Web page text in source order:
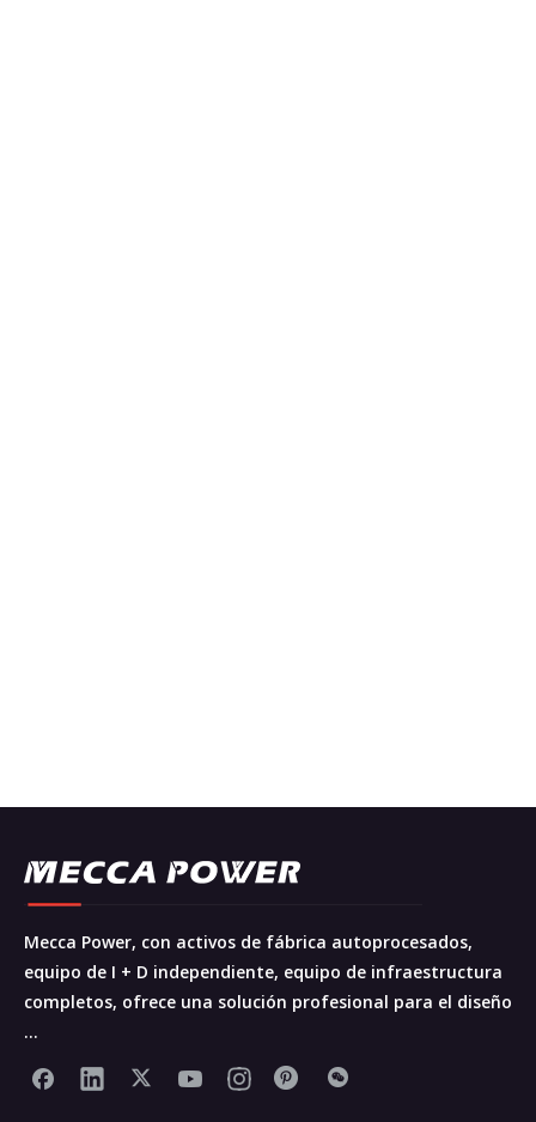
Mecca Power, con activos de fábrica autoprocesados,
equipo de I + D independiente, equipo de infraestructura
completos, ofrece una solución profesional para el diseño
...